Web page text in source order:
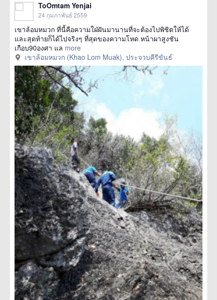
ToOmtam Yenjai
24 กุมภาพันธ์ 2559
เขาล้อมหมวก ที่นี้คือความใฝ่ฝันมานานที่จะต้องไปพิชิตให้ได้
และสุดท้ายก็ได้ไปจริงๆ ที่สุดของความโหด หน้าผาสูงชัน
เกือบ90องศา แล more
เขาล้อมหมวก (Khao Lom Muak), ประจวบคีรีขันธ์